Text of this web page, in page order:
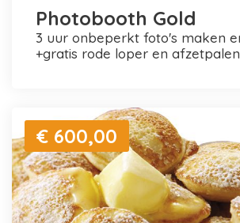
Photobooth Gold
3 uur onbeperkt foto's maken en printen
+gratis rode loper en afzetpalen
€ 600,00